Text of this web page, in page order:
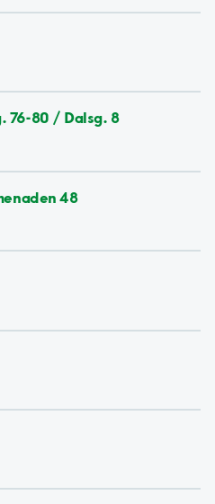
76-80 / Dalsg. 8
48